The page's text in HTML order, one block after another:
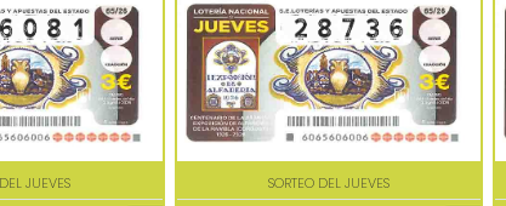
JUEVES
SORTEO DEL JUEVES